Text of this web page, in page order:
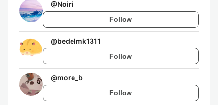
@Noiri
Follow
@bedelmk1311
Follow
@more_b
Follow